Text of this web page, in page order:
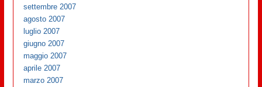
settembre 2007
agosto 2007
luglio 2007
giugno 2007
maggio 2007
aprile 2007
marzo 2007